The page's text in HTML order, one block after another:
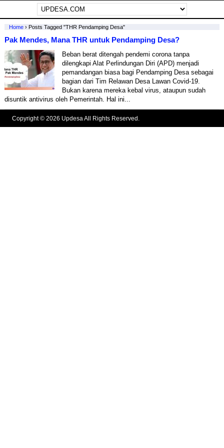
Home› Posts Tagged "THR Pendamping Desa"
Pak Mendes, Mana THR untuk Pendamping Desa?
Beban berat ditengah pendemi corona tanpa
dilengkapi Alat Perlindungan Diri (APD) menjadi
pemandangan biasa bagi Pendamping Desa sebagai
bagian dari Tim Relawan Desa Lawan Covid-19.
Bukan karena mereka kebal virus, ataupun sudah
disuntik antivirus oleh Pemerintah. Hal ini...
Copyright © 2026 Updesa All Rights Reserved.